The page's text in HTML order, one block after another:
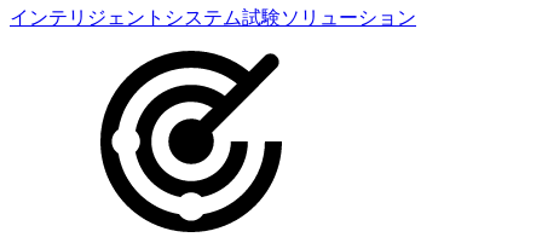
インテリジェントシステム試験ソリューション